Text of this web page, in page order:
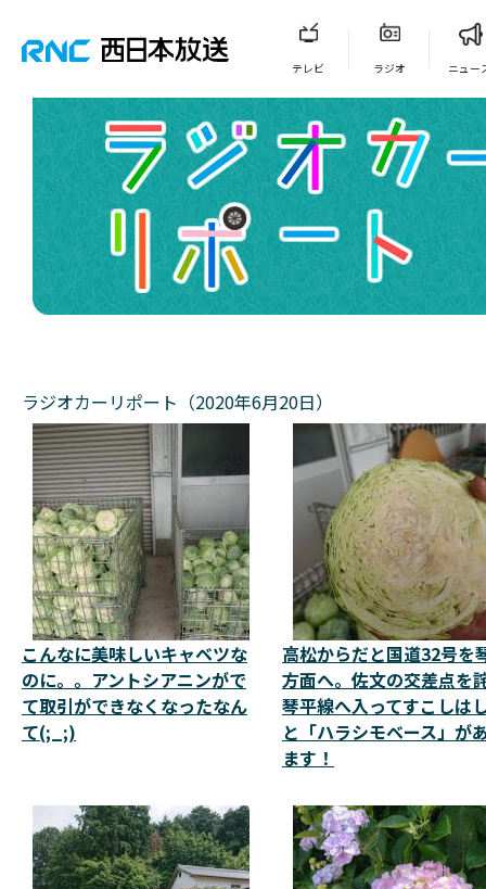
テレビ ラジオ ニュー
ラジオカーリポート（2020年6月20日）
こんなに美味しいキャベツな
のに。。アントシアニンがで
て取引ができなくなったなん
て(;_;)
高松からだと国道32号を
方面へ。佐文の交差点を
琴平線へ入ってすこしは
と「ハラシモベース」が
ます！